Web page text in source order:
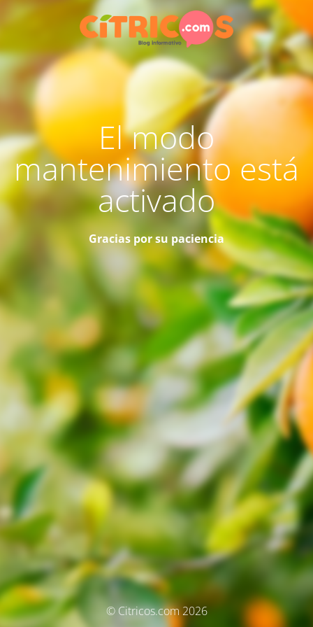
El modo
mantenimiento está
activado
Gracias por su paciencia
© Citricos.com 2026